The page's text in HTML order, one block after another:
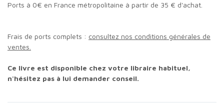
Ports à 0€ en France métropolitaine à partir de 35 € d'achat.
Frais de ports complets : consultez nos conditions générales de
ventes.
Ce livre est disponible chez votre libraire habituel,
n'hésitez pas à lui demander conseil.